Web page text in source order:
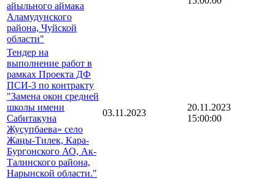
айыльного аймака
Аламудунского
района, Чуйской
области"
Тендер на
выполнение работ в
рамках Проекта ДФ
ПСИ-3 по контракту
"Замена окон средней
школы имени
Сабитакуна
Жусупбаева» село
Жаңы-Тилек, Кара-
Бургонского АО, Ак-
Талинского района,
Нарынской области."
03.11.2023
20.11.2023
15:00:00